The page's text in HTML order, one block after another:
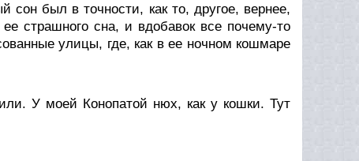
сон был в точности, как то, другое, вернее,
страшного сна, и вдобавок все почему-то
улицы, где, как в ее ночном кошмаре
У моей Конопатой нюх, как у кошки. Тут